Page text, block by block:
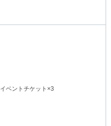
イベントチケット×3